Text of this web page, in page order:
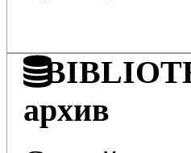
архив